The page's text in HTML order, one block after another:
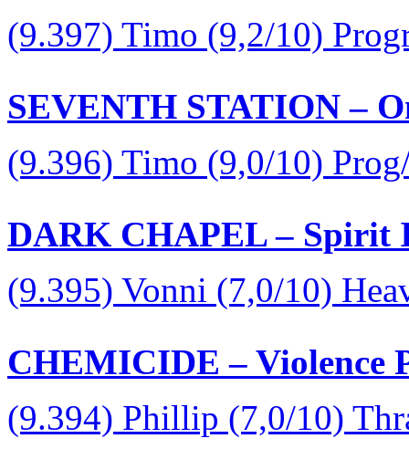
(9.397) Timo (9,2/10)
SEVENTH STATION –
(9.396) Timo (9,0/10)
DARK CHAPEL – Spirit
(9.395) Vonni (7,0/10)
CHEMICIDE – Violence
(9.394) Phillip (7,0/10)